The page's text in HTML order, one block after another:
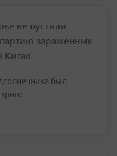
не пустили
зараженных
Китая
был